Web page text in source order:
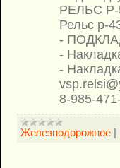
РЕЛЬС Р-
Рельс р-
-
-
-
8-985-
Железнодорожное |